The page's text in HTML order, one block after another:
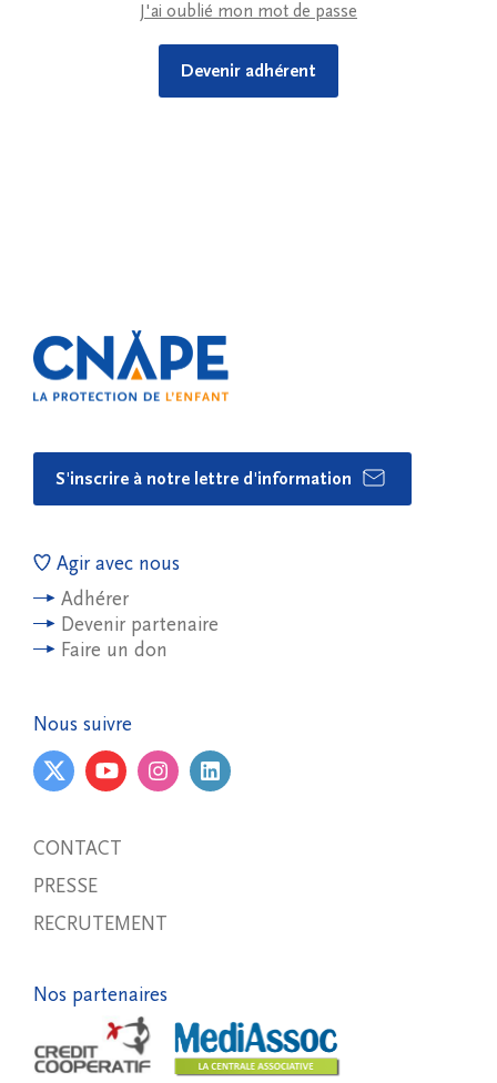
J'ai oublié mon mot de passe
Devenir adhérent
S'inscrire à notre lettre d'information
Agir avec nous
Adhérer
Devenir partenaire
Faire un don
Nous suivre
CONTACT
PRESSE
RECRUTEMENT
Nos partenaires